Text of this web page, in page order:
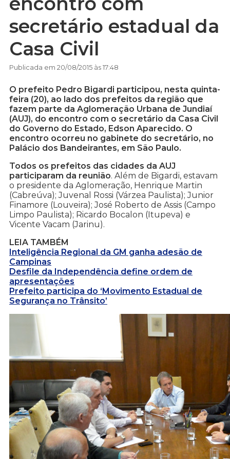
secretário estadual da
Casa Civil
Publicada em 20/08/2015 às 17:48
O prefeito Pedro Bigardi participou, nesta quinta-
feira (20), ao lado dos prefeitos da região que
fazem parte da Aglomeração Urbana de Jundiaí
(AUJ), do encontro com o secretário da Casa Civil
do Governo do Estado, Edson Aparecido. O
encontro ocorreu no gabinete do secretário, no
Palácio dos Bandeirantes, em São Paulo.
Todos os prefeitos das cidades da AUJ
participaram da reunião. Além de Bigardi, estavam
o presidente da Aglomeração, Henrique Martin
(Cabreúva); Juvenal Rossi (Várzea Paulista); Junior
Finamore (Louveira); José Roberto de Assis (Campo
Limpo Paulista); Ricardo Bocalon (Itupeva) e
Vicente Vacam (Jarinu).
LEIA TAMBÉM
Inteligência Regional da GM ganha adesão de
Campinas
Desfile da Independência define ordem de
apresentações
Prefeito participa do ‘Movimento Estadual de
Segurança no Trânsito’